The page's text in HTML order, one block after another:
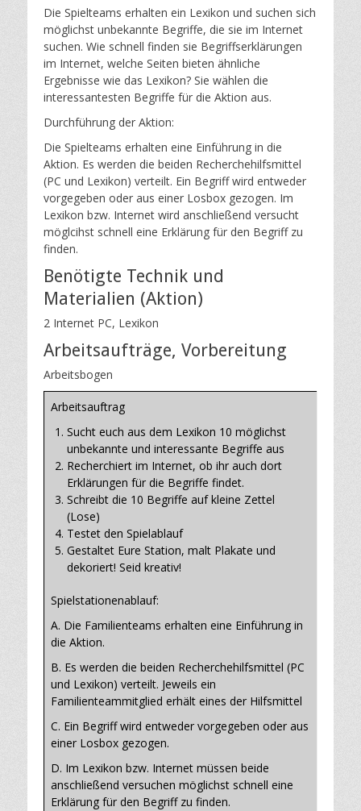
Die Spielteams erhalten ein Lexikon und suchen sich
möglichst unbekannte Begriffe, die sie im Internet
suchen. Wie schnell finden sie Begriffserklärungen
im Internet, welche Seiten bieten ähnliche
Ergebnisse wie das Lexikon? Sie wählen die
interessantesten Begriffe für die Aktion aus.
Durchführung der Aktion:
Die Spielteams erhalten eine Einführung in die
Aktion. Es werden die beiden Recherchehilfsmittel
(PC und Lexikon) verteilt. Ein Begriff wird entweder
vorgegeben oder aus einer Losbox gezogen. Im
Lexikon bzw. Internet wird anschließend versucht
möglcihst schnell eine Erklärung für den Begriff zu
finden.
Benötigte Technik und
Materialien (Aktion)
2 Internet PC, Lexikon
Arbeitsaufträge, Vorbereitung
Arbeitsbogen
Arbeitsauftrag
Sucht euch aus dem Lexikon 10 möglichst
unbekannte und interessante Begriffe aus
Recherchiert im Internet, ob ihr auch dort
Erklärungen für die Begriffe findet.
Schreibt die 10 Begriffe auf kleine Zettel
(Lose)
Testet den Spielablauf
Gestaltet Eure Station, malt Plakate und
dekoriert! Seid kreativ!
Spielstationenablauf:
A. Die Familienteams erhalten eine Einführung in
die Aktion.
B. Es werden die beiden Recherchehilfsmittel (PC
und Lexikon) verteilt. Jeweils ein
Familienteammitglied erhält eines der Hilfsmittel
C. Ein Begriff wird entweder vorgegeben oder aus
einer Losbox gezogen.
D. Im Lexikon bzw. Internet müssen beide
anschließend versuchen möglichst schnell eine
Erklärung für den Begriff zu finden.